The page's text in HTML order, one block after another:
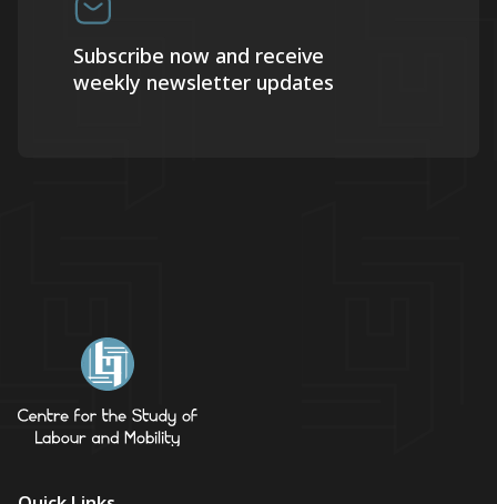
Subscribe now and receive
weekly newsletter updates